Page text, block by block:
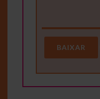
BAIXAR